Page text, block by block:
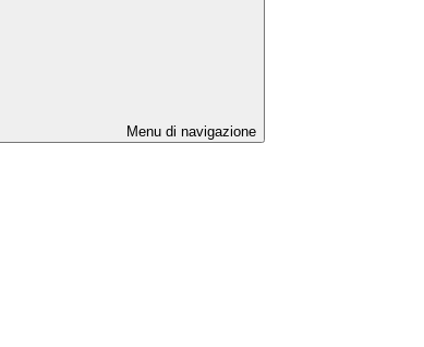
Menu di navigazione